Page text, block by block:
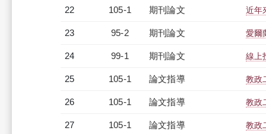
22 105-1 期刊論文 近年
23 95-2 期刊論文 愛爾
24 99-1 期刊論文 線上
25 105-1 論文指導 教政
26 105-1 論文指導 教政
27 105-1 論文指導 教政